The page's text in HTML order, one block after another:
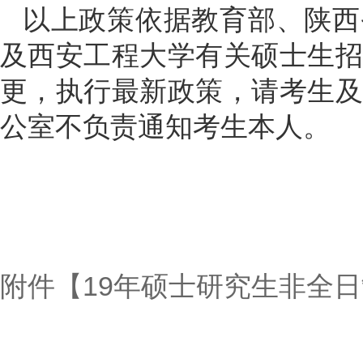
以上政策依据教育部、陕
及西安工程大学有关硕士生
更，执行最新政策，请考生
公室不负责通知考生本人。
附件【 19年硕士研究生非全